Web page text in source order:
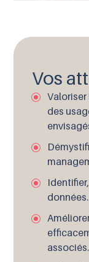
Vos
Valoriser
des
données.
associés.